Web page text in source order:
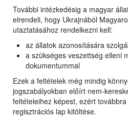
További intézkedésig a magyar
elrendeli, hogy Ukrajnából
utaztatásához rendelkezni kell:
az állatok azonosítására
a szükséges veszettség elleni
dokumentummal
Ezek a feltételek még mindig
jogszabályokban előírt nem-
feltételeihez képest, ezért
regisztrációs lap kitöltése.